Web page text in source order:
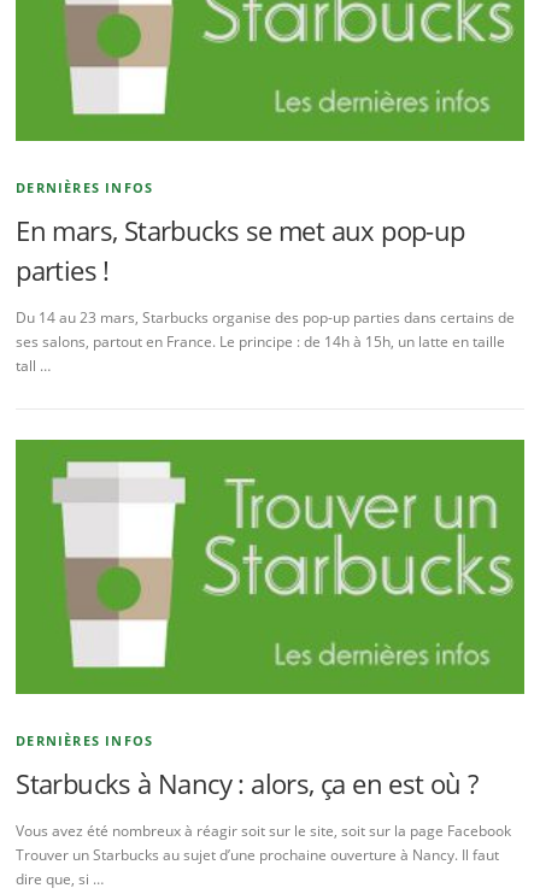
DERNIÈRES INFOS
En mars, Starbucks se met aux pop-up
parties !
Du 14 au 23 mars, Starbucks organise des pop-up parties dans certains de
ses salons, partout en France. Le principe : de 14h à 15h, un latte en taille
tall …
DERNIÈRES INFOS
Starbucks à Nancy : alors, ça en est où ?
Vous avez été nombreux à réagir soit sur le site, soit sur la page Facebook
Trouver un Starbucks au sujet d’une prochaine ouverture à Nancy. Il faut
dire que, si …